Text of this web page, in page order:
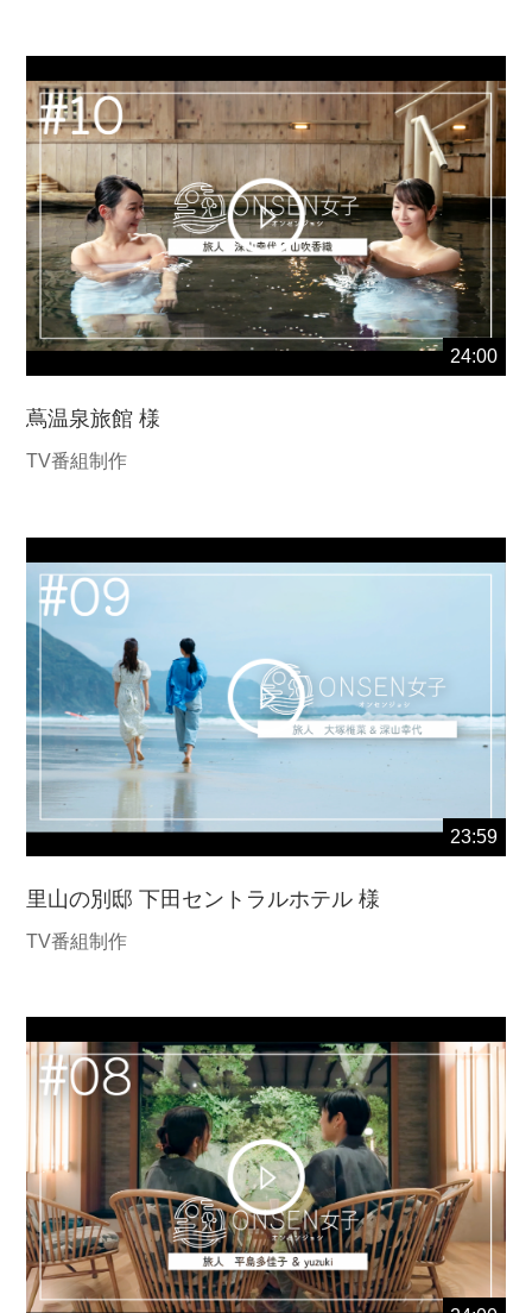
24:00
蔦温泉旅館 様
TV番組制作
23:59
里山の別邸 下田セントラルホテル 様
TV番組制作